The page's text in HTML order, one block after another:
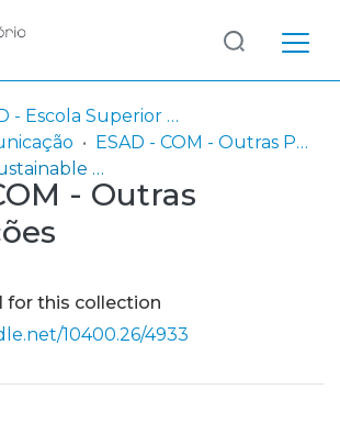
ESAD - Escola Superior de Artes e Design
ESAD - COM - Outras Publicações
Browse by Sustainable Development Goals (SDG)
- Outras
for this collection
10400.26/4933